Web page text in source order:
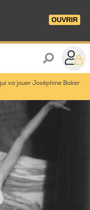
OUVRIR
va jouer Joséphine Baker